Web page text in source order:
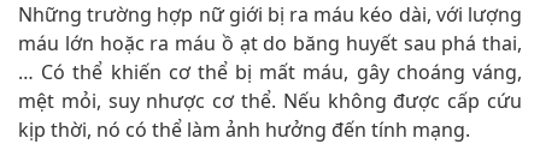
Những trường hợp nữ giới bị ra máu kéo dài, với lượng
máu lớn hoặc ra máu ồ ạt do băng huyết sau phá thai,
… Có thể khiến cơ thể bị mất máu, gây choáng váng,
mệt mỏi, suy nhược cơ thể. Nếu không được cấp cứu
kịp thời, nó có thể làm ảnh hưởng đến tính mạng.